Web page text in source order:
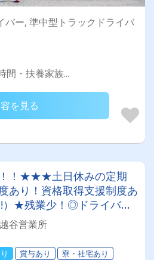
バー, 準中型トラックドライバ
間・扶養家族...
を見る
！★★★土日休みの定期
り！資格取得支援制度あ
）★残業少！◎ドライバー
!!★リノベーション部屋の
きやすい職場認証制度取
束時間8～9時間★夜間業
谷営業所
賞与あり 寮・社宅あり